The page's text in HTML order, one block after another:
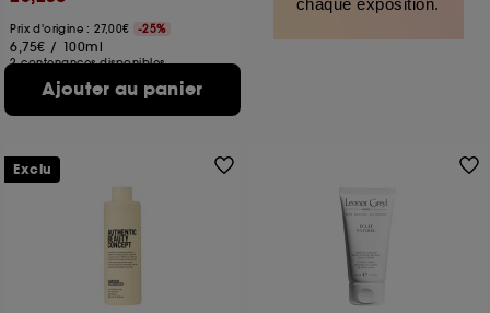
Prix d'origine : 27,00€ -25%
6,75€ / 100ml
2 contenances disponibles
Ajouter au panier
chaque exposition.
Exclu